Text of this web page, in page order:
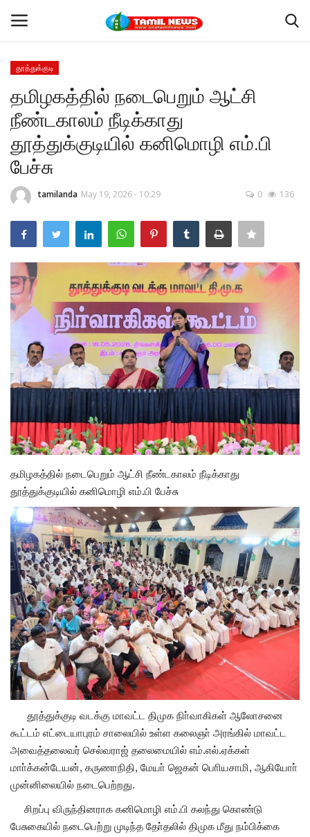
Home
தூத்துக்குடி
Contact
தமிழ்நாடு
இந்தியா
உலகம்
அரசியல்
தூத்துக்குடி
தமிழகத்தில் நடைபெறும் ஆட்சி
நீண்டகாலம் நீடிக்காது
தூத்துக்குடியில் கனிமொழி எம்.பி
பேச்சு
tamilanda May 19, 2026 - 10:29 0 136
தமிழகத்தில் நடைபெறும் ஆட்சி நீண்டகாலம் நீடிக்காது
தூத்துக்குடியில் கனிமொழி எம்.பி பேச்சு
தூத்துக்குடி வடக்கு மாவட்ட திமுக நிா்வாகிகள் ஆலோசனை
கூட்டம் எட்டையாபுரம் சாலையில் உள்ள கலைஞா் அரங்கில் மாவட்ட
அவைத்தலைவர் செல்வராஜ் தலைமையில் எம்.எல்.ஏக்கள்
மாா்க்கன்டேயன், கருணாநிதி, மேயா் ஜெகன் பொியசாமி, ஆகியோா்
முன்னிலையில் நடைபெற்றது.
சிறப்பு விருந்தினராக கனிமொழி எம்.பி கலந்து கொண்டு
பேசுகையில் நடைபெற்று முடிந்த தோ்தலில் திமுக மீது நம்பிக்கை